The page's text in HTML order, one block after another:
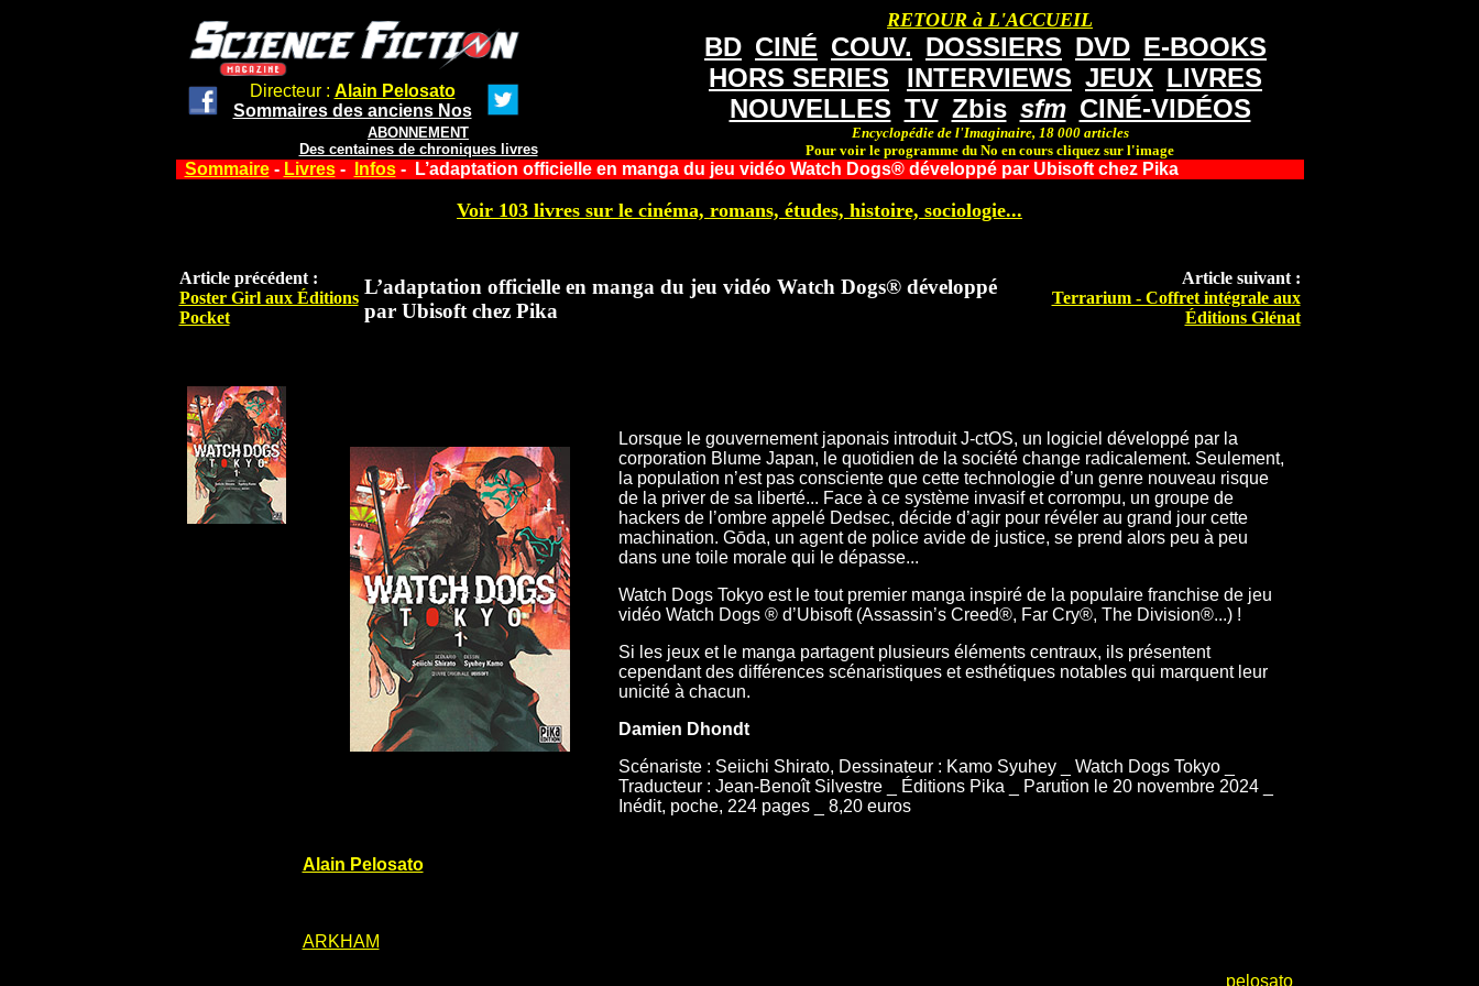
Directeur : Alain Pelosato
Sommaires des anciens Nos
ABONNEMENT
Des centaines de chroniques livres
RETOUR à L'ACCUEIL
BD CINÉ COUV. DOSSIERS DVD E-BOOKS
HORS SERIES
INTERVIEWS JEUX LIVRES
NOUVELLES TV Zbis sfm CINÉ-VIDÉOS
Encyclopédie de l'Imaginaire, 18 000 articles
Pour voir le programme du No en cours cliquez sur l'image
Sommaire- Livres- Infos- L’adaptation officielle en manga du jeu vidéo Watch Dogs® développé par Ubisoft chez Pika
Voir 103 livres sur le cinéma, romans, études, histoire, sociologie...
Article précédent :
Poster Girl aux Éditions
Pocket
L’adaptation officielle en manga du jeu vidéo Watch Dogs® développé
par Ubisoft chez Pika
Article suivant :
Terrarium - Coffret intégrale aux
Éditions Glénat
Lorsque le gouvernement japonais introduit J-ctOS, un logiciel développé par la
corporation Blume Japan, le quotidien de la société change radicalement. Seulement,
la population n’est pas consciente que cette technologie d’un genre nouveau risque
de la priver de sa liberté... Face à ce système invasif et corrompu, un groupe de
hackers de l’ombre appelé Dedsec, décide d’agir pour révéler au grand jour cette
machination. Gōda, un agent de police avide de justice, se prend alors peu à peu
dans une toile morale qui le dépasse...
Watch Dogs Tokyo est le tout premier manga inspiré de la populaire franchise de jeu
vidéo Watch Dogs ® d’Ubisoft (Assassin’s Creed®, Far Cry®, The Division®...) !
Si les jeux et le manga partagent plusieurs éléments centraux, ils présentent
cependant des différences scénaristiques et esthétiques notables qui marquent leur
unicité à chacun.
Damien Dhondt
Scénariste : Seiichi Shirato, Dessinateur : Kamo Syuhey _ Watch Dogs Tokyo _
Traducteur : Jean-Benoît Silvestre _ Éditions Pika _ Parution le 20 novembre 2024 _
Inédit, poche, 224 pages _ 8,20 euros
Alain Pelosato
ARKHAM
pelosato